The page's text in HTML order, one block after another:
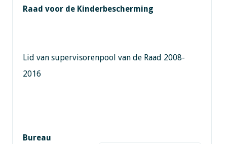
Raad voor de Kinderbescherming
Lid van supervisorenpool van de Raad 2008-
2016
Bureau